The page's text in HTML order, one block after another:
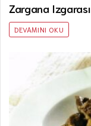
Zargana Izgarası
DEVAMINI OKU